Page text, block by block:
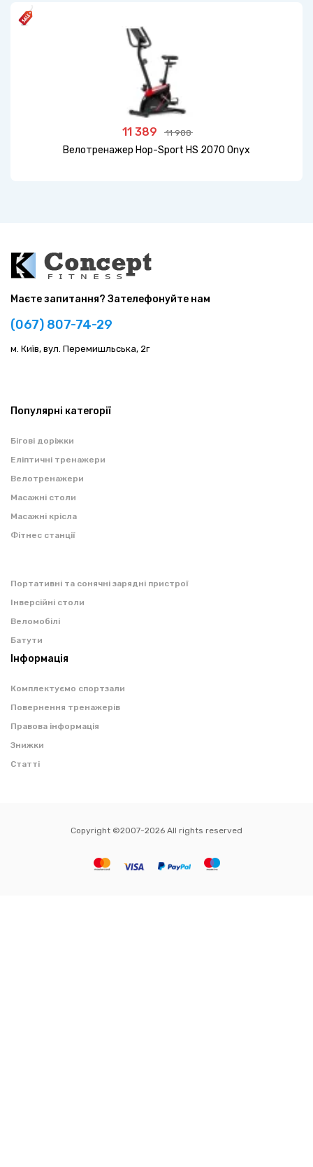
11 389 11 988
Велотренажер Hop-Sport HS 2070 Onyx
Маєте запитання? Зателефонуйте нам
(067) 807-74-29
м. Київ, вул. Перемишльська, 2г
Популярні категорії
Бігові доріжки
Еліптичні тренажери
Велотренажери
Масажні столи
Масажні крісла
Фітнес станції
Портативні та сонячні зарядні пристрої
Інверсійні столи
Веломобілі
Батути
Інформація
Комплектуємо спортзали
Повернення тренажерів
Правова інформація
Знижки
Статті
Copyright ©2007-2026 All rights reserved